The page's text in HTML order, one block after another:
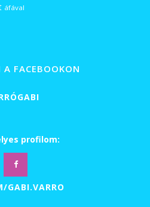
áfával
A FACEBOOKON
profilom:
GABI.VARRO